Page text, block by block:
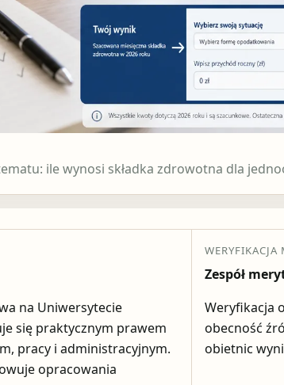
ile wynosi składka zdrowotna dla
na Uniwersytecie
się praktycznym prawem
pracy i administracyjnym.
opracowania
WERYFIKACJA
Zespół
Weryfikacja
obecność
obietnic